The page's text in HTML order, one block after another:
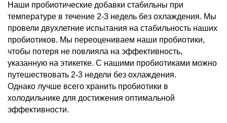
Наши пробиотические добавки стабильны при
температуре в течение 2-3 недель без охлаждения. Мы
провели двухлетние испытания на стабильность наших
пробиотиков. Мы переоцениваем наши пробиотики,
чтобы потеря не повлияла на эффективность,
указанную на этикетке. С нашими пробиотиками можно
путешествовать 2-3 недели без охлаждения.
Однако лучше всего хранить пробиотики в
холодильнике для достижения оптимальной
эффективности.